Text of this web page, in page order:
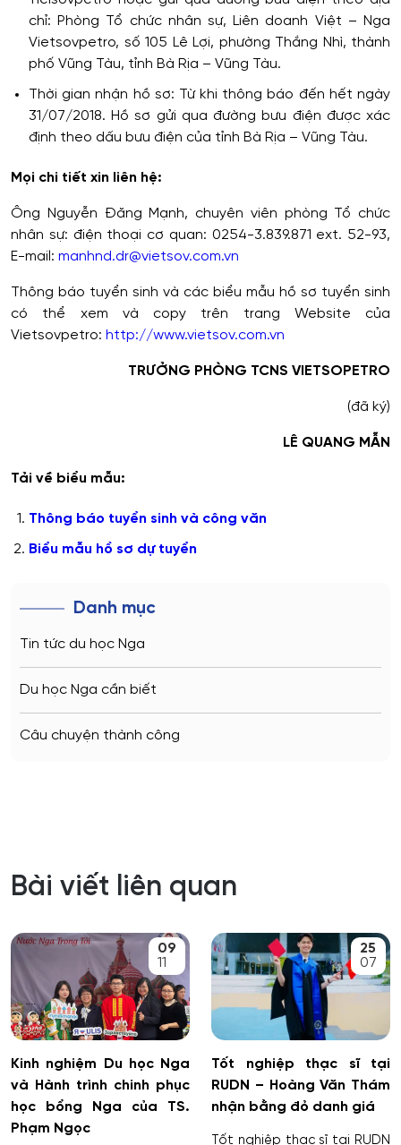
chỉ: Phòng Tổ chức nhân sự, Liên doanh Việt – Nga
Vietsovpetro, số 105 Lê Lợi, phường Thắng Nhì, thành
phố Vũng Tàu, tỉnh Bà Rịa – Vũng Tàu.
Thời gian nhận hồ sơ: Từ khi thông báo đến hết ngày
31/07/2018. Hồ sơ gửi qua đường bưu điện được xác
định theo dấu bưu điện của tỉnh Bà Rịa – Vũng Tàu.
Mọi chi tiết xin liên hệ:
Ông Nguyễn Đăng Mạnh, chuyên viên phòng Tổ chức
nhân sự: điện thoại cơ quan: 0254-3.839.871 ext. 52-93,
E-mail: manhnd.dr@vietsov.com.vn
Thông báo tuyển sinh và các biểu mẫu hồ sơ tuyển sinh
có thể xem và copy trên trang Website của
Vietsovpetro: http://www.vietsov.com.vn
TRƯỞNG PHÒNG TCNS VIETSOPETRO
(đã ký)
LÊ QUANG MẪN
Tải về biểu mẫu:
Thông báo tuyển sinh và công văn
Biểu mẫu hồ sơ dự tuyển
Danh mục
Tin tức du học Nga
Du học Nga cần biết
Câu chuyện thành công
Bài viết liên quan
09
11
Kinh nghiệm Du học Nga
và Hành trình chinh phục
học bổng Nga của TS.
Phạm Ngọc
25
07
Tốt nghiệp thạc sĩ tại
RUDN – Hoàng Văn Thám
nhận bằng đỏ danh giá
Tốt nghiệp thạc sĩ tại RUDN